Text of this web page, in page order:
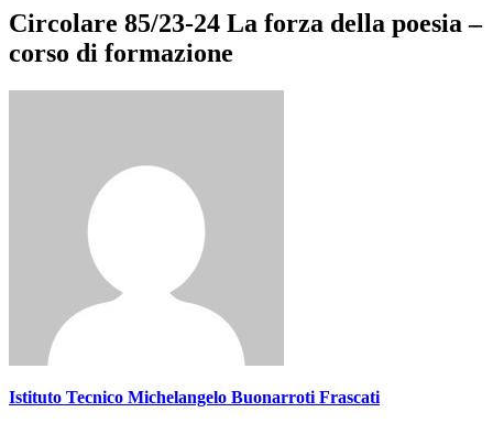
Circolare 85/23-24 La forza della poesia –
corso di formazione
Istituto Tecnico Michelangelo Buonarroti Frascati